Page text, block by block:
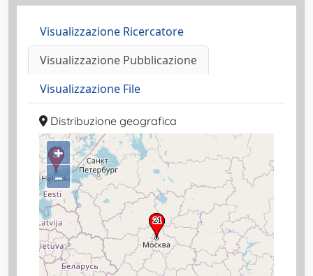
Visualizzazione Ricercatore
Visualizzazione Pubblicazione
Visualizzazione File
Distribuzione geografica
+
–